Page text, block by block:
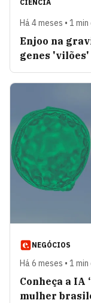
CIÊNCIA
Há 4 meses • 1
Enjoo na
genes 'vilões'
NEGÓCIOS
Há 6 meses • 1
Conheça a IA
mulher